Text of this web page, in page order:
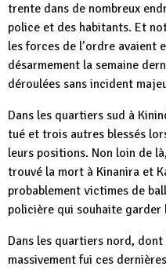
trente dans de nombreux
police et des habitants. Et
les forces de l’ordre avaient
désarmement la semaine
déroulées sans incident
Dans les quartiers sud à
tué et trois autres blessés
leurs positions. Non loin de
trouvé la mort à Kinanira et
probablement victimes de
policière qui souhaite garder
Dans les quartiers nord,
massivement fui ces